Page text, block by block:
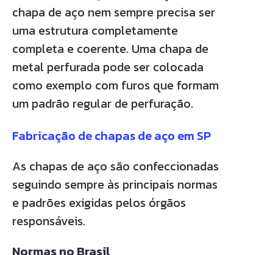
chapa de aço nem sempre precisa ser
uma estrutura completamente
completa e coerente. Uma chapa de
metal perfurada pode ser colocada
como exemplo com furos que formam
um padrão regular de perfuração.
Fabricação de chapas de aço em SP
As chapas de aço são confeccionadas
seguindo sempre às principais normas
e padrões exigidas pelos órgãos
responsáveis.